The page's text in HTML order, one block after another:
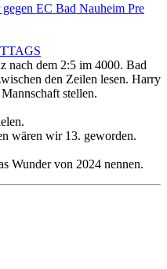
EC Bad Nauheim Pre
nach dem 2:5 im 4000. Bad
den Zeilen lesen. Harry
stellen.
wären wir 13. geworden.
Wunder von 2024 nennen.